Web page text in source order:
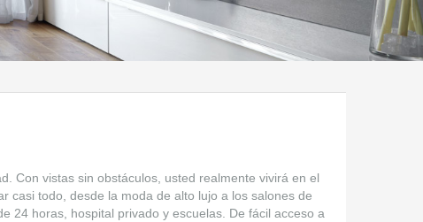
Con vistas sin obstáculos, usted realmente vivirá en el
casi todo, desde la moda de alto lujo a los salones de
24 horas, hospital privado y escuelas. De fácil acceso a